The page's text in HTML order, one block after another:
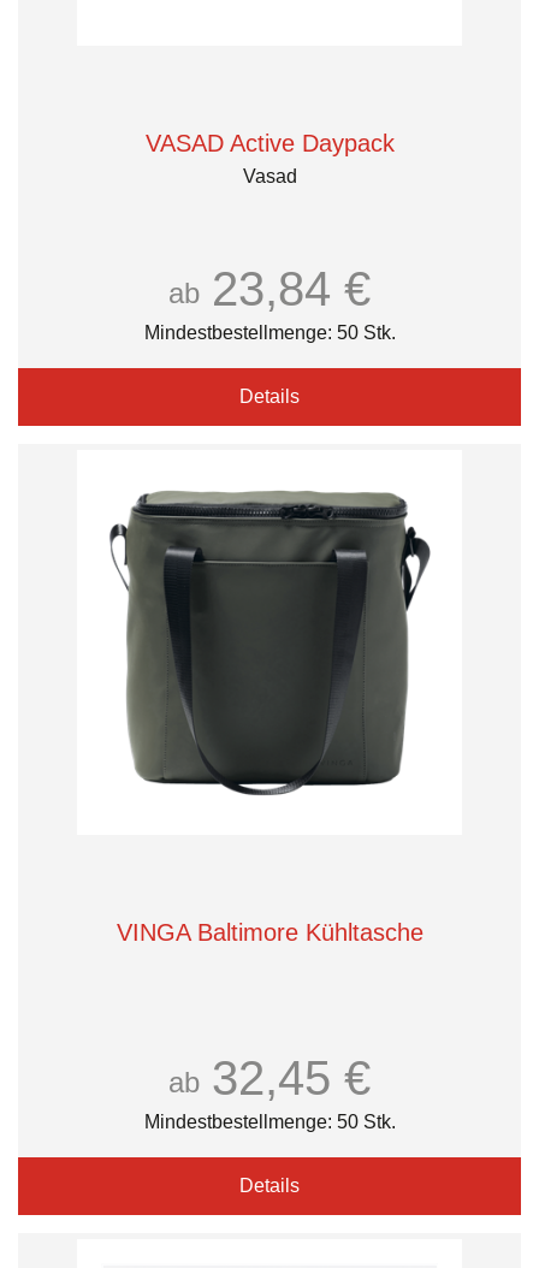
VASAD Active Daypack
Vasad
ab 23,84 €
Mindestbestellmenge: 50 Stk.
Details
VINGA Baltimore Kühltasche
ab 32,45 €
Mindestbestellmenge: 50 Stk.
Details